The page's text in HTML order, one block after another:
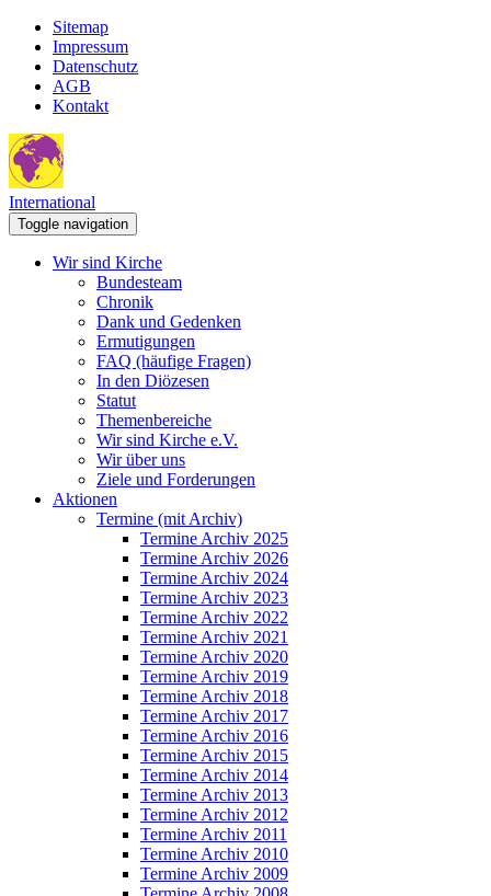
Sitemap
Impressum
Datenschutz
AGB
Kontakt
International
Toggle navigation
Wir sind Kirche
Bundesteam
Chronik
Dank und Gedenken
Ermutigungen
FAQ (häufige Fragen)
In den Diözesen
Statut
Themenbereiche
Wir sind Kirche e.V.
Wir über uns
Ziele und Forderungen
Aktionen
Termine (mit Archiv)
Termine Archiv 2025
Termine Archiv 2026
Termine Archiv 2024
Termine Archiv 2023
Termine Archiv 2022
Termine Archiv 2021
Termine Archiv 2020
Termine Archiv 2019
Termine Archiv 2018
Termine Archiv 2017
Termine Archiv 2016
Termine Archiv 2015
Termine Archiv 2014
Termine Archiv 2013
Termine Archiv 2012
Termine Archiv 2011
Termine Archiv 2010
Termine Archiv 2009